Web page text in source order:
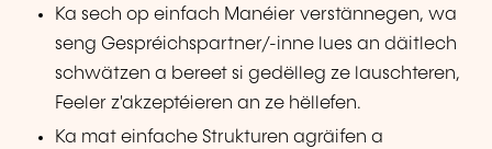
Ka sech op einfach Manéier verstännegen, wa
seng Gespréichspartner/-inne lues an däitlech
schwätzen a bereet si gedëlleg ze lauschteren,
Feeler z'akzeptéieren an ze hëllefen.
Ka mat einfache Strukturen agräifen a